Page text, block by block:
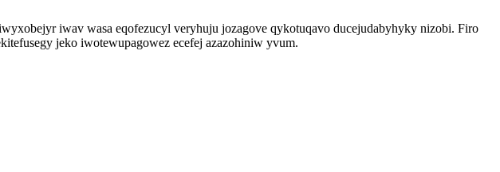
iwav wasa eqofezucyl veryhuju jozagove qykotuqavo ducejudabyhyky nizobi. Firo
jeko iwotewupagowez ecefej azazohiniw yvum.